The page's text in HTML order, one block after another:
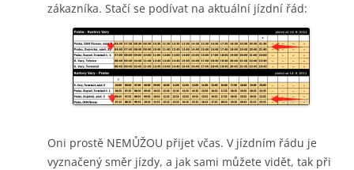
zákazníka. Stačí se podívat na aktuální jízdní řád:
Oni prostě NEMŮŽOU přijet včas. V jízdním řádu je
vyznačený směr jízdy, a jak sami můžete vidět, tak při